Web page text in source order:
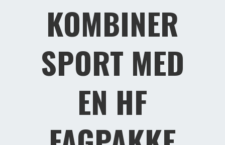
KOMBINER
SPORT MED
EN HF